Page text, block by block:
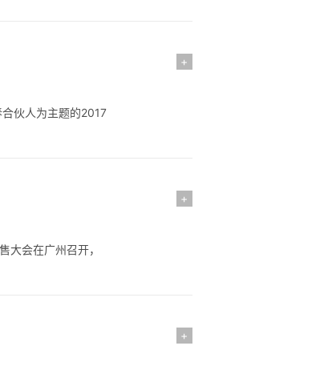
+
伙人为主题的2017
+
大会在广州召开，
+